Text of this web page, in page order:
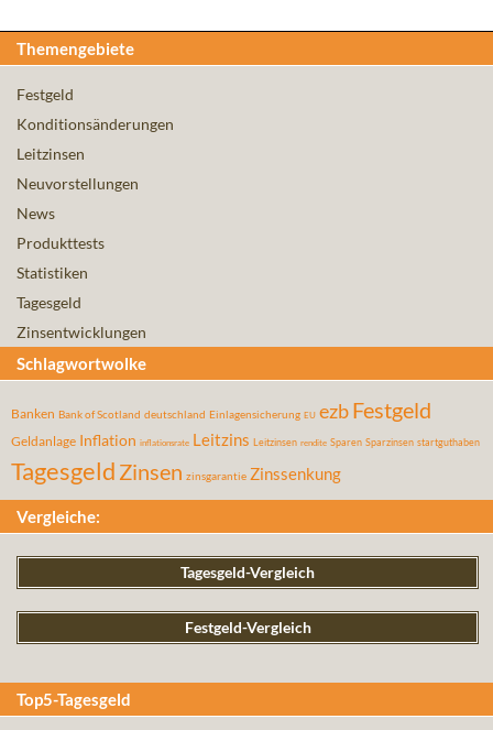
Themengebiete
Festgeld
Konditionsänderungen
Leitzinsen
Neuvorstellungen
News
Produkttests
Statistiken
Tagesgeld
Zinsentwicklungen
Schlagwortwolke
Banken Bank of Scotland deutschland Einlagensicherung EU ezbFestgeld
Geldanlage Inflation inflationsrate Leitzins Leitzinsen rendite Sparen Sparzinsen startguthaben
Tagesgeld Zinsen zinsgarantie Zinssenkung
Vergleiche:
Tagesgeld-Vergleich
Festgeld-Vergleich
Top5-Tagesgeld